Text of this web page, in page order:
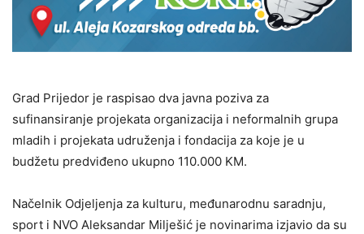
Grad Prijedor je raspisao dva javna poziva za
sufinansiranje projekata organizacija i neformalnih grupa
mladih i projekata udruženja i fondacija za koje je u
budžetu predviđeno ukupno 110.000 KM.
Načelnik Odjeljenja za kulturu, međunarodnu saradnju,
sport i NVO Aleksandar Milješić je novinarima izjavio da su